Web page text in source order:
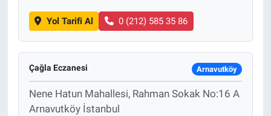
Yol Tarifi Al 0 (212) 585 35 86
Çağla Eczanesi Arnavutköy
Nene Hatun Mahallesi, Rahman Sokak No:16 A
Arnavutköy İstanbul